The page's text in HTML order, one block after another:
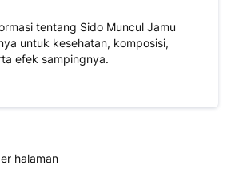
tentang Sido Muncul Jamu
untuk kesehatan, komposisi,
efek sampingnya.
halaman